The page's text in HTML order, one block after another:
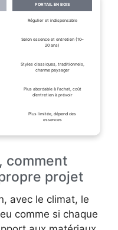
PORTAIL EN BOIS
Régulier et indispensable
Selon essence et entretien (10–
20 ans)
Styles classiques, traditionnels,
charme paysager
Plus abordable à l’achat, coût
d’entretien à prévoir
Plus limitée, dépend des
essences
comment
projet
avec le climat, le
comme si chaque